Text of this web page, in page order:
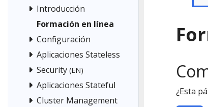
Introducción
Formación en línea
Configuración
Aplicaciones Stateless
Security (EN)
Aplicaciones Stateful
Cluster Management
¿Esta